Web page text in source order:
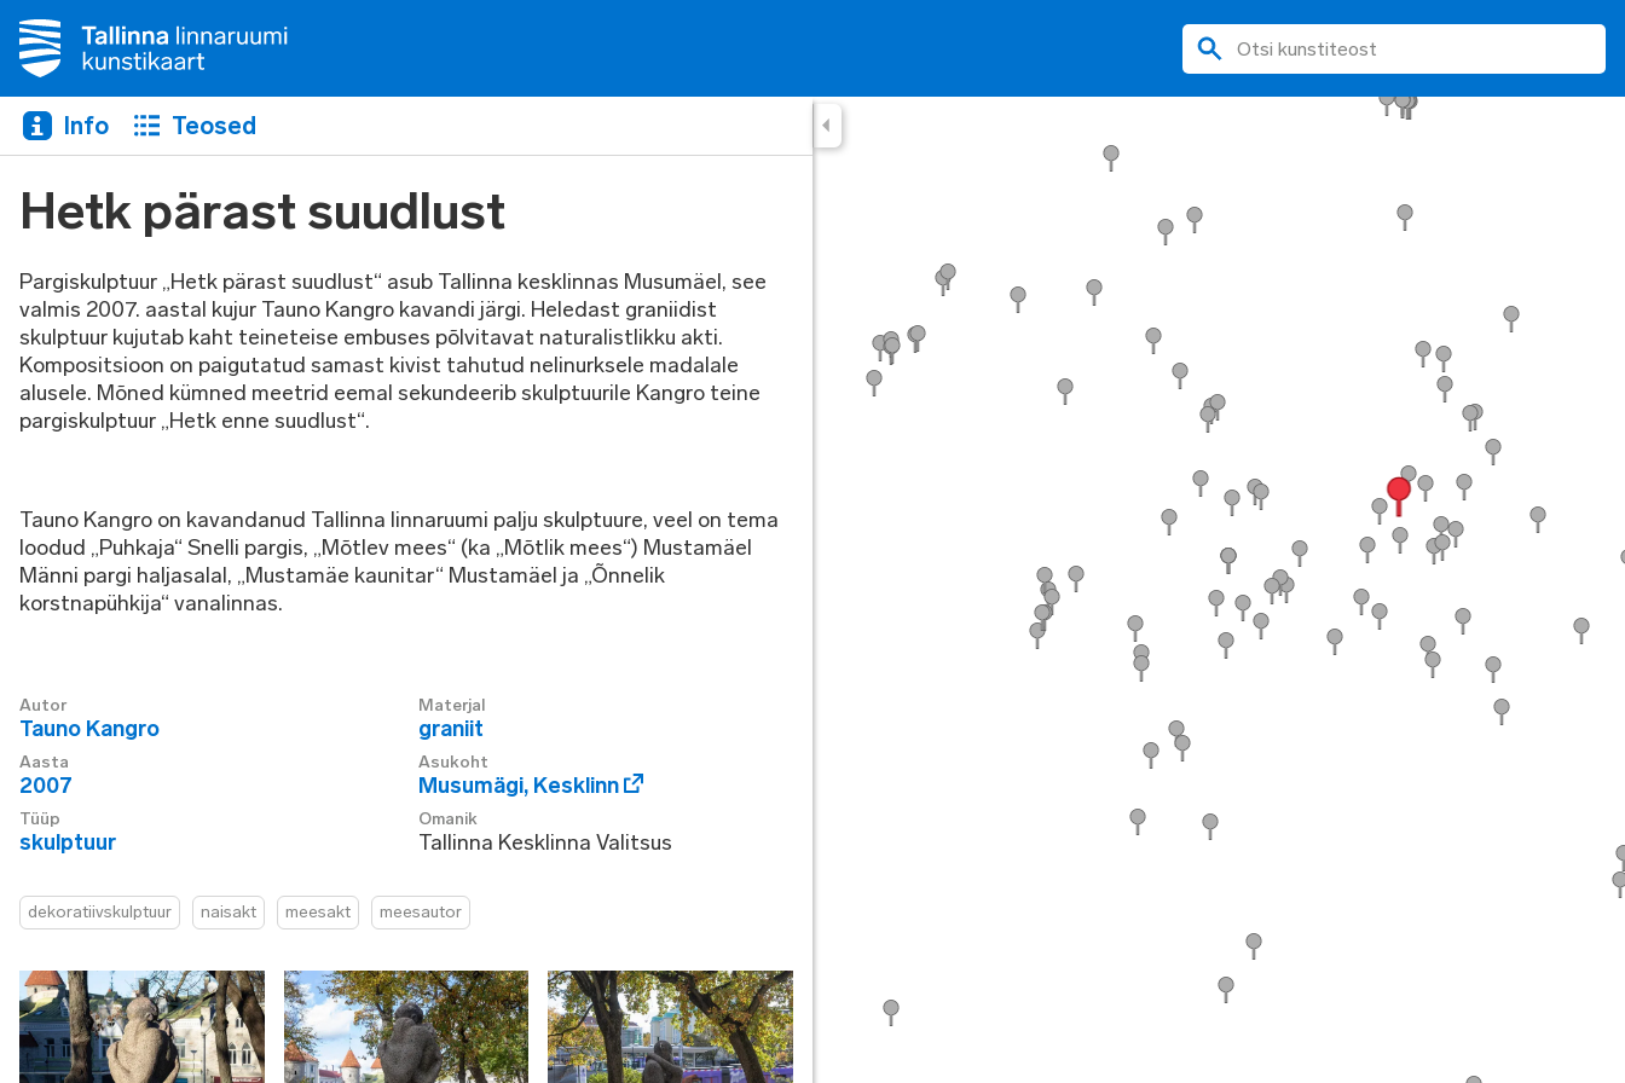
Info Teosed
Hetk pärast suudlust
Pargiskulptuur „Hetk pärast suudlust“ asub Tallinna kesklinnas Musumäel, see
valmis 2007. aastal kujur Tauno Kangro kavandi järgi. Heledast graniidist
skulptuur kujutab kaht teineteise embuses põlvitavat naturalistlikku akti.
Kompositsioon on paigutatud samast kivist tahutud nelinurksele madalale
alusele. Mõned kümned meetrid eemal sekundeerib skulptuurile Kangro teine
pargiskulptuur „Hetk enne suudlust“.
Tauno Kangro on kavandanud Tallinna linnaruumi palju skulptuure, veel on tema
loodud „Puhkaja“ Snelli pargis, „Mõtlev mees“ (ka „Mõtlik mees“) Mustamäel
Männi pargi haljasalal, „Mustamäe kaunitar“ Mustamäel ja „Õnnelik
korstnapühkija“ vanalinnas.
Autor
Tauno Kangro
Aasta
2007
Tüüp
skulptuur
Materjal
graniit
Asukoht
Musumägi, Kesklinn
Omanik
Tallinna Kesklinna Valitsus
dekoratiivskulptuur naisakt meesakt meesautor